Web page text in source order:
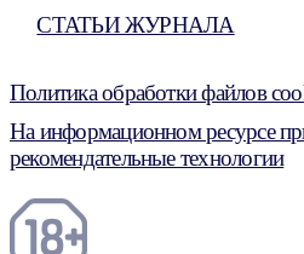
СТАТЬИ ЖУРНАЛА
Политика обработки файлов
На информационном ресурсе
рекомендательные технологии